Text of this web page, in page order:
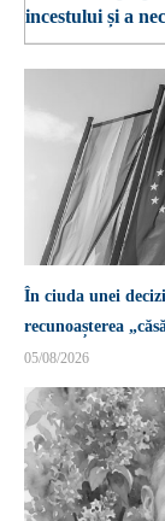
În ciuda unei
recunoașterea
05/08/2026
incestului și a